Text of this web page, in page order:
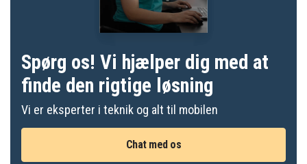
Spørg os! Vi hjælper dig med at
finde den rigtige løsning
Vi er eksperter i teknik og alt til mobilen
Chat med os